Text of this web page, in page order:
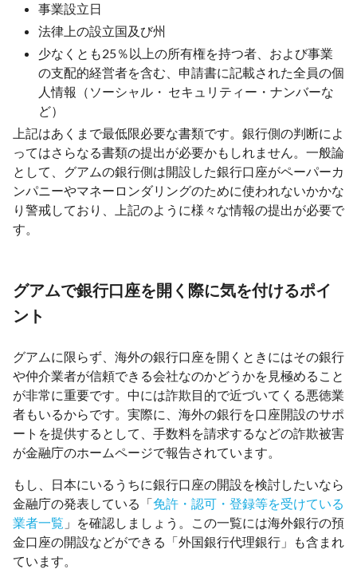
事業設立日
法律上の設立国及び州
少なくとも25％以上の所有権を持つ者、および事業
の支配的経営者を含む、申請書に記載された全員の個
人情報（ソーシャル・ セキュリティー・ナンバーな
ど）
上記はあくまで最低限必要な書類です。銀行側の判断によ
ってはさらなる書類の提出が必要かもしれません。一般論
として、グアムの銀行側は開設した銀行口座がペーパーカ
ンパニーやマネーロンダリングのために使われないかかな
り警戒しており、上記のように様々な情報の提出が必要で
す。
グアムで銀行口座を開く際に気を付けるポイ
ント
グアムに限らず、海外の銀行口座を開くときにはその銀行
や仲介業者が信頼できる会社なのかどうかを見極めること
が非常に重要です。中には詐欺目的で近づいてくる悪徳業
者もいるからです。実際に、海外の銀行を口座開設のサポ
ートを提供するとして、手数料を請求するなどの詐欺被害
が金融庁のホームページで報告されています。
もし、日本にいるうちに銀行口座の開設を検討したいなら
金融庁の発表している「免許・認可・登録等を受けている
業者一覧 」を確認しましょう。この一覧には海外銀行の預
金口座の開設などができる「外国銀行代理銀行」も含まれ
ています。